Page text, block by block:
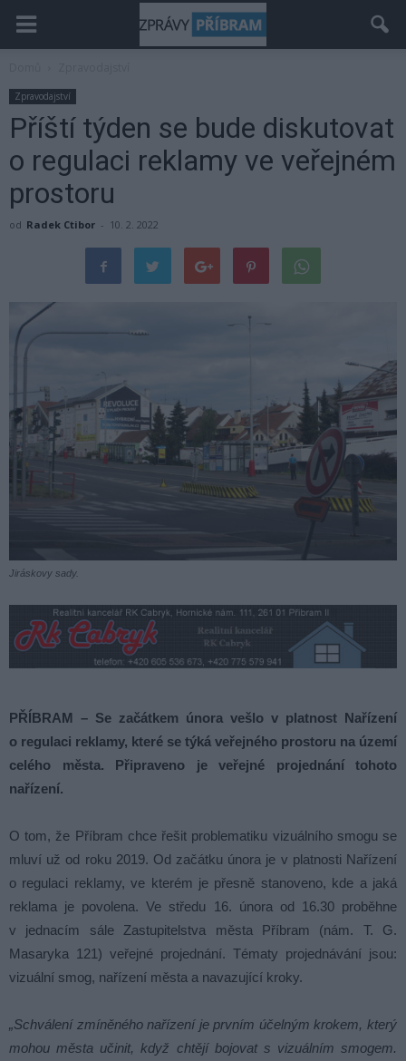
Zpravodajství
Příští týden se bude diskutovat
o regulaci reklamy ve veřejném
prostoru
od Radek Ctibor - 10. 2. 2022
Jiráskovy sady.
PŘÍBRAM – Se začátkem února vešlo v platnost Nařízení
o regulaci reklamy, které se týká veřejného prostoru na území
celého města. Připraveno je veřejné projednání tohoto
nařízení.
O tom, že Příbram chce řešit problematiku vizuálního smogu se
mluví už od roku 2019. Od začátku února je v platnosti Nařízení
o regulaci reklamy, ve kterém je přesně stanoveno, kde a jaká
reklama je povolena. Ve středu 16. února od 16.30 proběhne
v jednacím sále Zastupitelstva města Příbram (nám. T. G.
Masaryka 121) veřejné projednání. Tématy projednávání jsou:
vizuální smog, nařízení města a navazující kroky.
„Schválení zmíněného nařízení je prvním účelným krokem, který
mohou města učinit, když chtějí bojovat s vizuálním smogem.